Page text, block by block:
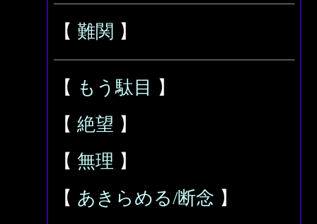
【 難関 】
【 もう駄目
】
【 絶望 】
【 無理 】
【 あきらめる/断念 】